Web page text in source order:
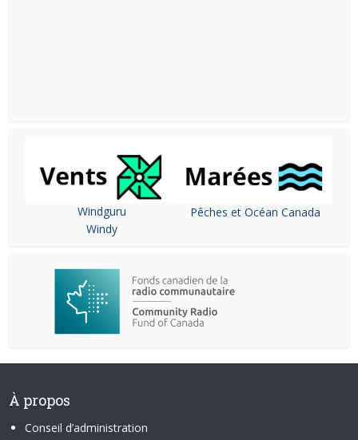
Windguru
Windy
Pêches et Océan Canada
À propos
Conseil d’administration